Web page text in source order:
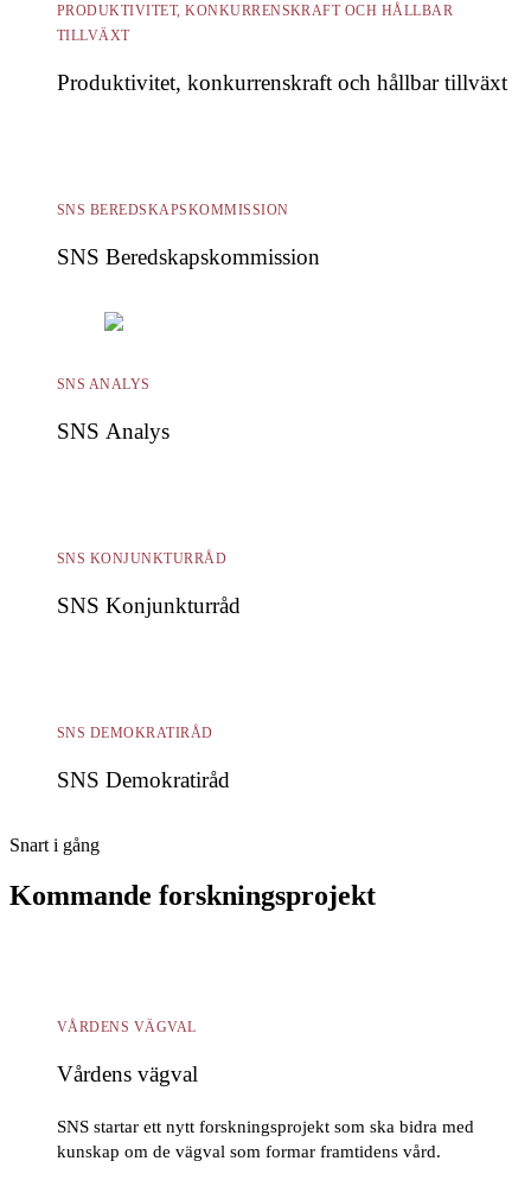
PRODUKTIVITET, KONKURRENSKRAFT OCH HÅLLBAR
TILLVÄXT
Produktivitet, konkurrenskraft och hållbar tillväxt
SNS BEREDSKAPSKOMMISSION
SNS Beredskapskommission
SNS ANALYS
SNS Analys
SNS KONJUNKTURRÅD
SNS Konjunkturråd
SNS DEMOKRATIRÅD
SNS Demokratiråd
Snart i gång
Kommande forskningsprojekt
VÅRDENS VÄGVAL
Vårdens vägval
SNS startar ett nytt forskningsprojekt som ska bidra med
kunskap om de vägval som formar framtidens vård.